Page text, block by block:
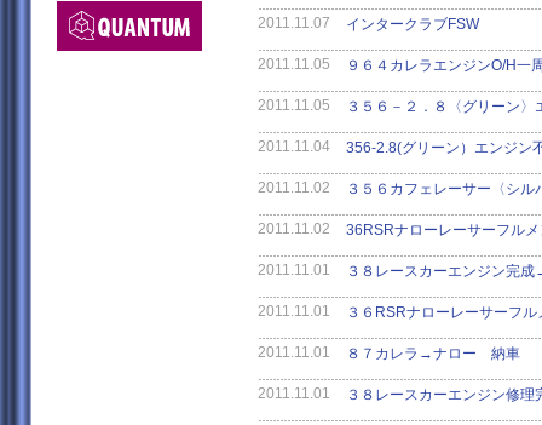
2011.11.07 インタークラブFSW
2011.11.05 ９６４カレラエンジンO/H一
2011.11.05 ３５６－２．８〈グリーン〉
2011.11.04 356-2.8(グリーン）エンジン
2011.11.02 ３５６カフェレーサー〈シ
2011.11.02 36RSRナローレーサーフル
2011.11.01 ３８レースカーエンジン完
2011.11.01 ３６RSRナローレーサーフ
2011.11.01 ８７カレラ→ナロー 納車
2011.11.01 ３８レースカーエンジン修理